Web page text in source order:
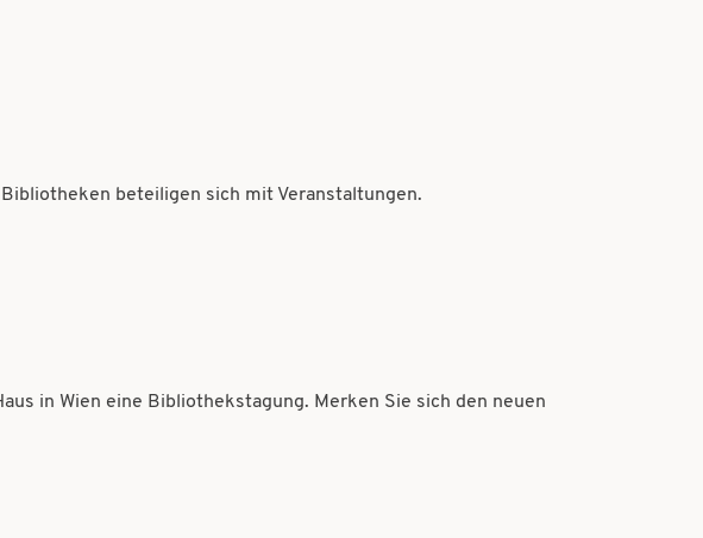
beteiligen sich mit Veranstaltungen.
in Wien eine Bibliothekstagung. Merken Sie sich den neuen